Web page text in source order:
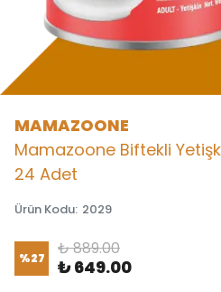
MAMAZOONE
Mamazoone Biftekli
24 Adet
Ürün Kodu: 2029
%27 ₺ 889.00
₺ 649.00